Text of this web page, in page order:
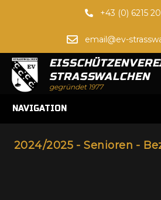
+43 (0) 6215
email@ev-
STRASSWALCHEN
gegründet 1977
NAVIGATION
2024/2025 - Senioren -